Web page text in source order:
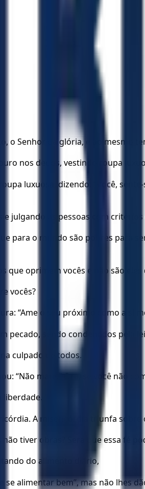
o Senhor da glória, e ao mesmo
nos dedos, vestindo roupa
luxuosa, dizendo: “Você,
e julgando as pessoas com
para o mundo são pobres para
que oprimem vocês e não são
vocês?
“Ame o seu próximo como a si
pecado, sendo condenados pela
culpado de todos.
“Não mate.” Ora, se você não
liberdade.
A misericórdia triunfa sobre
tiver obras? Será que essa fé
do alimento diário,
se alimentar bem”, mas não lhes